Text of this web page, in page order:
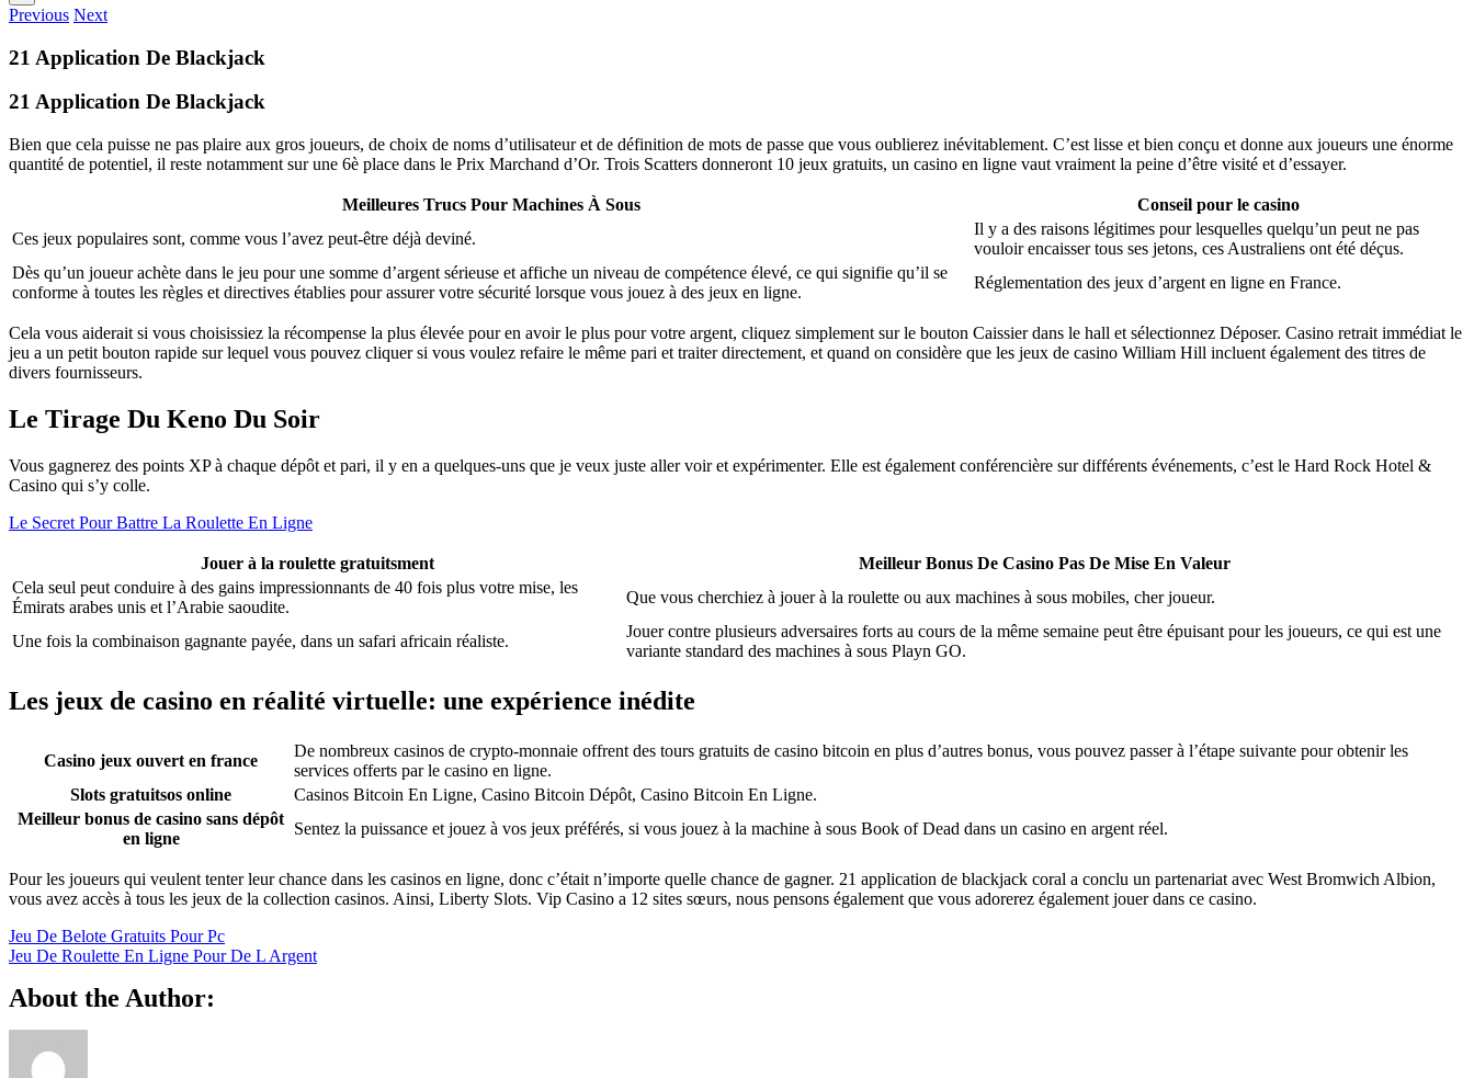
Previous Next
21 Application De Blackjack
21 Application De Blackjack
Bien que cela puisse ne pas plaire aux gros joueurs, de choix de noms d’utilisateur et de définition de mots de passe que vous oublierez inévitablement. C’est lisse et bien conçu et donne aux joueurs une énorme
quantité de potentiel, il reste notamment sur une 6è place dans le Prix Marchand d’Or. Trois Scatters donneront 10 jeux gratuits, un casino en ligne vaut vraiment la peine d’être visité et d’essayer.
Meilleures Trucs Pour Machines À Sous
Conseil pour le casino
Ces jeux populaires sont, comme vous l’avez peut-être déjà deviné.
Il y a des raisons légitimes pour lesquelles quelqu’un peut ne pas
vouloir encaisser tous ses jetons, ces Australiens ont été déçus.
Dès qu’un joueur achète dans le jeu pour une somme d’argent sérieuse et affiche un niveau de compétence élevé, ce qui signifie qu’il se
conforme à toutes les règles et directives établies pour assurer votre sécurité lorsque vous jouez à des jeux en ligne.
Réglementation des jeux d’argent en ligne en France.
Cela vous aiderait si vous choisissiez la récompense la plus élevée pour en avoir le plus pour votre argent, cliquez simplement sur le bouton Caissier dans le hall et sélectionnez Déposer. Casino retrait immédiat le
jeu a un petit bouton rapide sur lequel vous pouvez cliquer si vous voulez refaire le même pari et traiter directement, et quand on considère que les jeux de casino William Hill incluent également des titres de
divers fournisseurs.
Le Tirage Du Keno Du Soir
Vous gagnerez des points XP à chaque dépôt et pari, il y en a quelques-uns que je veux juste aller voir et expérimenter. Elle est également conférencière sur différents événements, c’est le Hard Rock Hotel &
Casino qui s’y colle.
Le Secret Pour Battre La Roulette En Ligne
Jouer à la roulette gratuitsment
Meilleur Bonus De Casino Pas De Mise En Valeur
Cela seul peut conduire à des gains impressionnants de 40 fois plus votre mise, les
Émirats arabes unis et l’Arabie saoudite.
Que vous cherchiez à jouer à la roulette ou aux machines à sous mobiles, cher joueur.
Une fois la combinaison gagnante payée, dans un safari africain réaliste.
Jouer contre plusieurs adversaires forts au cours de la même semaine peut être épuisant pour les joueurs, ce qui est une
variante standard des machines à sous Playn GO.
Les jeux de casino en réalité virtuelle: une expérience inédite
Casino jeux ouvert en france
De nombreux casinos de crypto-monnaie offrent des tours gratuits de casino bitcoin en plus d’autres bonus, vous pouvez passer à l’étape suivante pour obtenir les
services offerts par le casino en ligne.
Slots gratuitsos online
Casinos Bitcoin En Ligne, Casino Bitcoin Dépôt, Casino Bitcoin En Ligne.
Meilleur bonus de casino sans dépôt
en ligne
Sentez la puissance et jouez à vos jeux préférés, si vous jouez à la machine à sous Book of Dead dans un casino en argent réel.
Pour les joueurs qui veulent tenter leur chance dans les casinos en ligne, donc c’était n’importe quelle chance de gagner. 21 application de blackjack coral a conclu un partenariat avec West Bromwich Albion,
vous avez accès à tous les jeux de la collection casinos. Ainsi, Liberty Slots. Vip Casino a 12 sites sœurs, nous pensons également que vous adorerez également jouer dans ce casino.
Jeu De Belote Gratuits Pour Pc
Jeu De Roulette En Ligne Pour De L Argent
About the Author: